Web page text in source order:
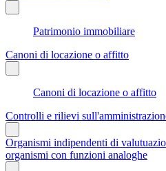
Patrimonio immobiliare
Canoni di locazione o affitto
Canoni di locazione o affitto
Controlli e rilievi
Organismi indipendenti di
organismi con funzioni analoghe